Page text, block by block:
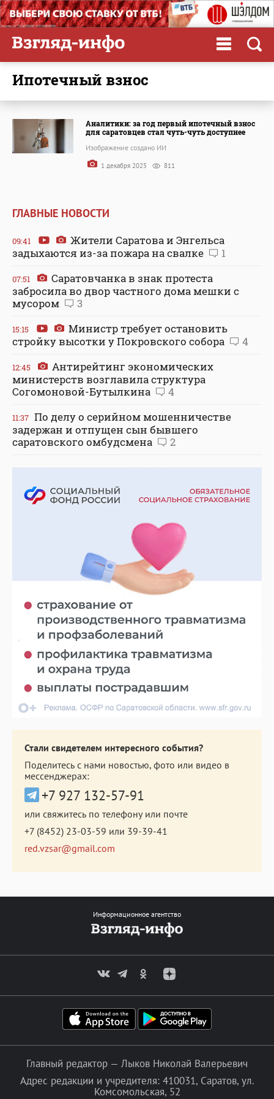
ипотечный взнос
Аналитики: за год первый ипотечный взнос
для саратовцев стал чуть-чуть доступнее
Изображение создано ИИ
1 декабря 2025 811
ГЛАВНЫЕ НОВОСТИ
09:41
Жители Саратова и Энгельса
задыхаются из-за пожара на свалке
1
07:51
Саратовчанка в знак протеста
забросила во двор частного дома мешки с
мусором
3
15:15
Министр требует остановить
стройку высотки у Покровского собора
4
12:45
Антирейтинг экономических
министерств возглавила структура
Согомоновой-Бутылкина
4
11:37 По делу о серийном мошенничестве
задержан и отпущен сын бывшего
саратовского омбудсмена
2
Стали свидетелем интересного события?
Поделитесь с нами новостью, фото или видео в
мессенджерах:
+7 927 132-57-91
или свяжитесь по телефону или почте
+7 (8452) 23-03-59 или 39-39-41
red.vzsar@gmail.com
Информационное агентство
Главный редактор — Лыков Николай Валерьевич
Адрес редакции и учредителя: 410031, Саратов, ул.
Комсомольская, 52